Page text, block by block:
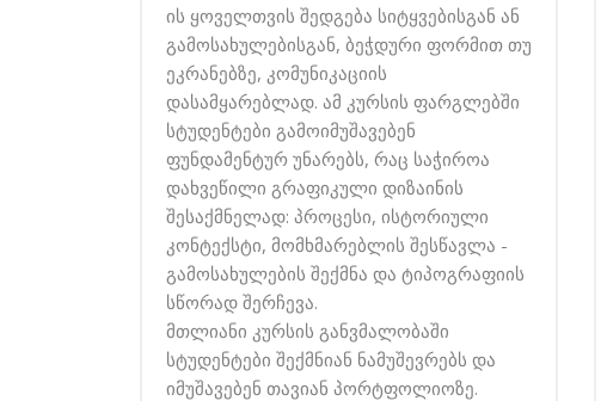
ის ყოველთვის შედგება სიტყვებისგან ან
გამოსახულებისგან, ბეჭდური ფორმით თუ
ეკრანებზე, კომუნიკაციის
დასამყარებლად. ამ კურსის ფარგლებში
სტუდენტები გამოიმუშავებენ
ფუნდამენტურ უნარებს, რაც საჭიროა
დახვეწილი გრაფიკული დიზაინის
შესაქმნელად: პროცესი, ისტორიული
კონტექსტი, მომხმარებლის შესწავლა -
გამოსახულების შექმნა და ტიპოგრაფიის
სწორად შერჩევა.
მთლიანი კურსის განვმალობაში
სტუდენტები შექმნიან ნამუშევრებს და
იმუშავებენ თავიან პორტფოლიოზე.